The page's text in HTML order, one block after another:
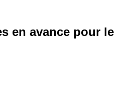
en avance pour le